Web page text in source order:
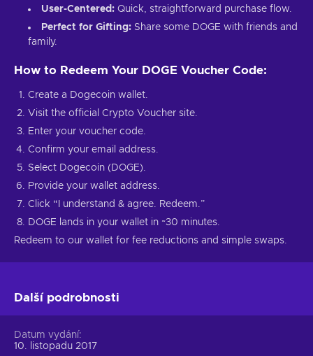
User-Centered: Quick, straightforward purchase flow.
Perfect for Gifting: Share some DOGE with friends and
family.
How to Redeem Your DOGE Voucher Code:
Create a Dogecoin wallet.
Visit the official Crypto Voucher site.
Enter your voucher code.
Confirm your email address.
Select Dogecoin (DOGE).
Provide your wallet address.
Click “I understand & agree. Redeem.”
DOGE lands in your wallet in ~30 minutes.
Redeem to our wallet for fee reductions and simple swaps.
Další podrobnosti
Datum vydání
10. listopadu 2017